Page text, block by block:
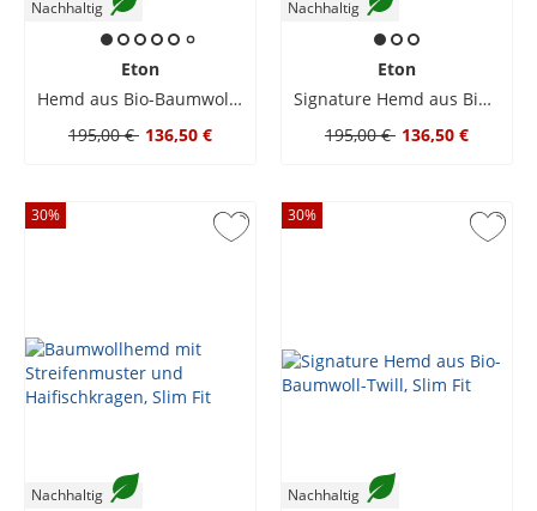
Nachhaltig
Eton
Hemd aus Bio-Baumwolle mit feinem Karo, Slim Fit
195,00 € 136,50 €
Nachhaltig
Eton
Signature Hemd aus Bio-Baumwoll-Twill, Contemporary Fit
195,00 € 136,50 €
30%
Nachhaltig
30%
Nachhaltig